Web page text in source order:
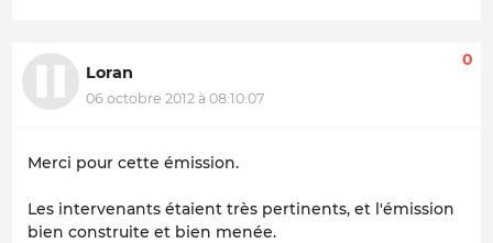
Loran
06 octobre 2012 à 08:10:07
0
Merci pour cette émission.
Les intervenants étaient très pertinents, et l'émission
bien construite et bien menée.